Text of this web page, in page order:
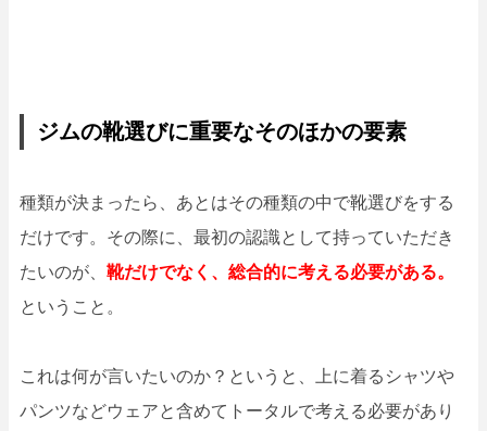
ジムの靴選びに重要なそのほかの要素
種類が決まったら、あとはその種類の中で靴選びをする
だけです。その際に、最初の認識として持っていただき
たいのが、 靴だけでなく、総合的に考える必要がある。
ということ。
これは何が言いたいのか？というと、上に着るシャツや
パンツなどウェアと含めてトータルで考える必要があり